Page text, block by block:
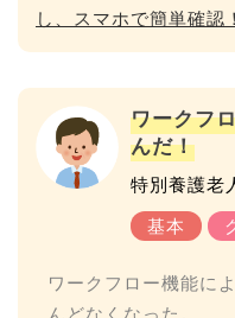
し、スマホで簡単確認
ワークフ
んだ！
特別養護老
ワークフロー機能に